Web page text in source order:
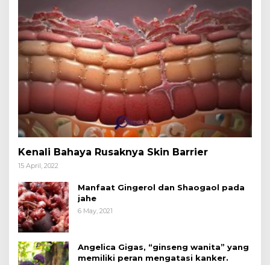
Kenali Bahaya Rusaknya Skin Barrier
15 April, 2022
Manfaat Gingerol dan Shaogaol pada
jahe
6 May, 2021
Angelica Gigas, “ginseng wanita” yang
memiliki peran mengatasi kanker.